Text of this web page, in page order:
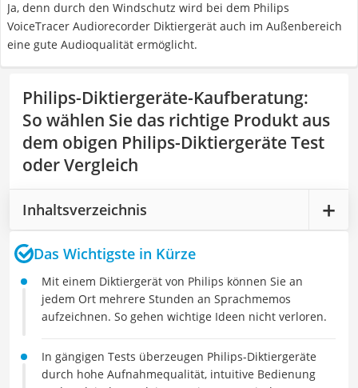
Ja, denn durch den Windschutz wird bei dem Philips
VoiceTracer Audiorecorder Diktiergerät auch im Außenbereich
eine gute Audioqualität ermöglicht.
Philips-Diktiergeräte-Kaufberatung:
So wählen Sie das richtige Produkt aus
dem obigen Philips-Diktiergeräte Test
oder Vergleich
Inhaltsverzeichnis
Das Wichtigste in Kürze
Mit einem Diktiergerät von Philips können Sie an
jedem Ort mehrere Stunden an Sprachmemos
aufzeichnen. So gehen wichtige Ideen nicht verloren.
In gängigen Tests überzeugen Philips-Diktiergeräte
durch hohe Aufnahmequalität, intuitive Bedienung